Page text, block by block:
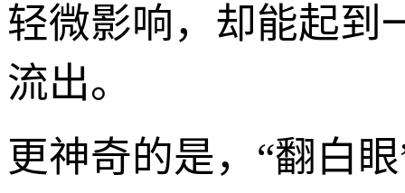
轻微影响，却能起到
流出。
更神奇的是，“翻白